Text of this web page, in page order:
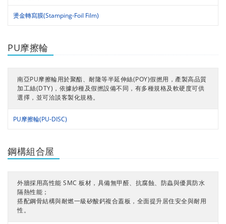
燙金轉寫膜(Stamping-Foil Film)
PU摩擦輪
南亞PU摩擦輪用於聚酯、耐隆等半延伸絲(POY)假撚用，產製高品質
加工絲(DTY)，依據紗種及假撚設備不同，有多種規格及軟硬度可供
選擇，並可洽談客製化規格。
PU摩擦輪(PU-DISC)
鋼構組合屋
外牆採用高性能 SMC 板材，具備無甲醛、抗腐蝕、防蟲與優異防水
隔熱性能；
搭配鋼骨結構與耐燃一級矽酸鈣複合蓋板，全面提升居住安全與耐用
性。